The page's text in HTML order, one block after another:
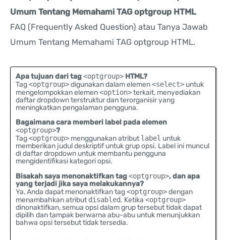
Umum Tentang Memahami TAG optgroup HTML
FAQ (Frequently Asked Question) atau Tanya Jawab
Umum Tentang Memahami TAG optgroup HTML.
Apa tujuan dari tag<optgroup> HTML?
Tag<optgroup>digunakan dalam elemen<select> untuk
mengelompokkan elemen<option>terkait, menyediakan
daftar dropdown terstruktur dan terorganisir yang
meningkatkan pengalaman pengguna.
Bagaimana cara memberi label pada elemen
<optgroup>?
Tag<optgroup> menggunakan atributlabel untuk
memberikan judul deskriptif untuk grup opsi. Label ini muncul
di daftar dropdown untuk membantu pengguna
mengidentifikasi kategori opsi.
Bisakah saya menonaktifkan tag<optgroup>, dan apa
yang terjadi jika saya melakukannya?
Ya, Anda dapat menonaktifkan tag<optgroup>dengan
menambahkan atributdisabled. Ketika <optgroup>
dinonaktifkan, semua opsi dalam grup tersebut tidak dapat
dipilih dan tampak berwarna abu-abu untuk menunjukkan
bahwa opsi tersebut tidak tersedia.